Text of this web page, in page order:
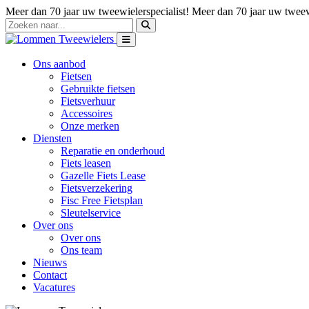
Meer dan 70 jaar uw tweewielerspecialist! Meer dan 70 jaar uw
Ons aanbod
Fietsen
Gebruikte fietsen
Fietsverhuur
Accessoires
Onze merken
Diensten
Reparatie en onderhoud
Fiets leasen
Gazelle Fiets Lease
Fietsverzekering
Fisc Free Fietsplan
Sleutelservice
Over ons
Over ons
Ons team
Nieuws
Contact
Vacatures